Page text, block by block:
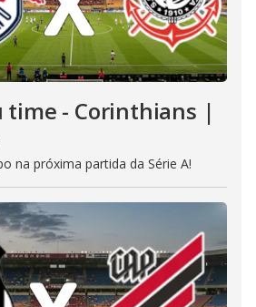
time - Corinthians |
na próxima partida da Série A!